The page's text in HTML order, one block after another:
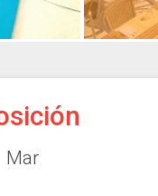
Mar